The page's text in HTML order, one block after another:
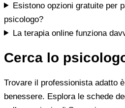
Esistono opzioni gratuite per
psicologo?
La terapia online funziona
Cerca lo
Trovare il professionista adatto
benessere. Esplora le schede